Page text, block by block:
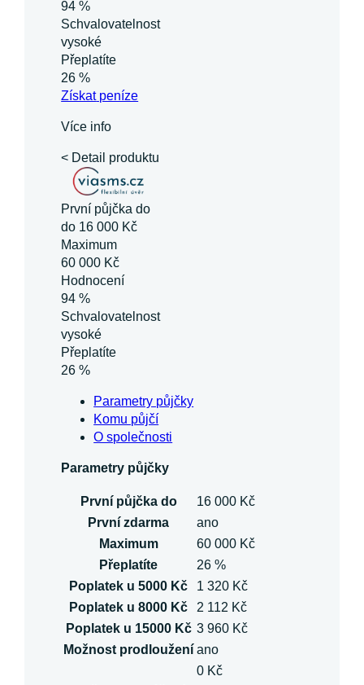
94 %
Schvalovatelnost
vysoké
Přeplatíte
26 %
Získatpeníze
Více info
< Detail produktu
První půjčka do
do 16 000 Kč
Maximum
60 000 Kč
Hodnocení
94 %
Schvalovatelnost
vysoké
Přeplatíte
26 %
Parametry půjčky
Komu půjčí
O společnosti
Parametry půjčky
První půjčka do
16 000 Kč
První zdarma
ano
Maximum
60 000 Kč
Přeplatíte
26 %
Poplatek u 5000 Kč
1 320 Kč
Poplatek u 8000 Kč
2 112 Kč
Poplatek u 15000 Kč 3 960 Kč
Možnost prodloužení ano
0 Kč